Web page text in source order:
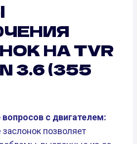
НА TVR
3.6 (355
вопросов с двигателем:
позволяет